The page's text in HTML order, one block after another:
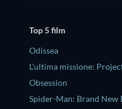
Top 5 film
Odissea
L'ultima missione:
Obsession
Spider-Man: Brand New